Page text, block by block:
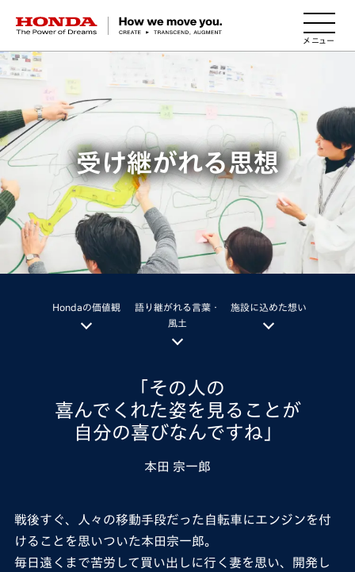
HONDA The Power of Dreams
受け継がれる思想
Hondaの価値観
語り継がれる言葉・
風土
施設に込めた想い
「その人の
喜んでくれた姿を見ることが
自分の喜びなんですね」
本田 宗一郎
戦後すぐ、人々の移動手段だった自転車にエンジンを付
けることを思いついた本田宗一郎。
毎日遠くまで苦労して買い出しに行く妻を思い、開発し